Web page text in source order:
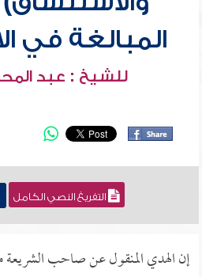
المبالغة في
للشيخ : عبد
التفريغ النصي الكامل
إن الهدي المنقول عن صاحب